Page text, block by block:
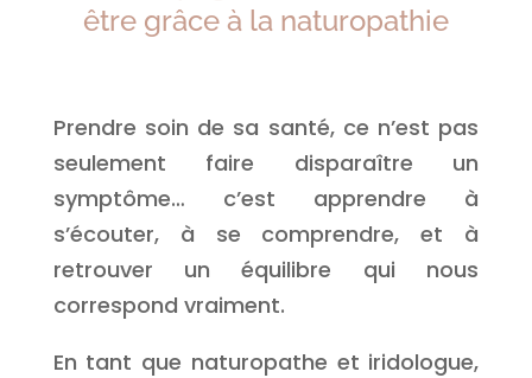
être grâce à la naturopathie
Prendre soin de sa santé, ce n’est pas
seulement faire disparaître un
symptôme… c’est apprendre à
s’écouter, à se comprendre, et à
retrouver un équilibre qui nous
correspond vraiment.
En tant que naturopathe et iridologue,